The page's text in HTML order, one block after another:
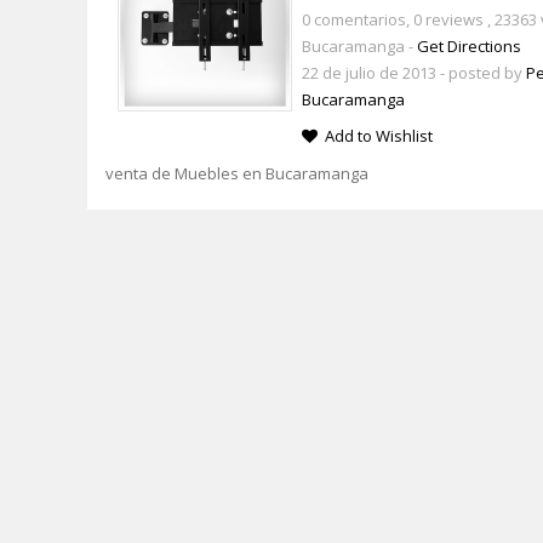
0 comentarios, 0 reviews ,
Bucaramanga -Get Directions
22 de julio de 2013 - posted by
Bucaramanga
Add to Wishlist
venta de Muebles en Bucaramanga